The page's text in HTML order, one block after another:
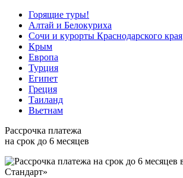
Горящие туры!
Алтай и Белокуриха
Сочи и курорты Краснодарского края
Крым
Европа
Турция
Египет
Греция
Таиланд
Вьетнам
Рассрочка платежа
на срок до 6 месяцев